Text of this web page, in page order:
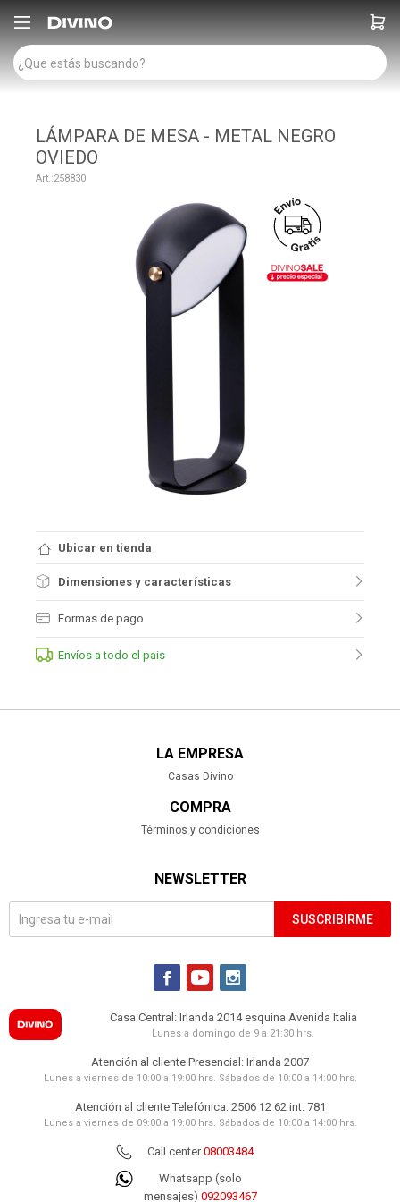

LÁMPARA DE MESA - METAL NEGRO
OVIEDO
258830
Ubicar en tienda
Dimensiones y características
Formas de pago
Envíos a todo el pais
LA EMPRESA
Casas Divino
COMPRA
Términos y condiciones
NEWSLETTER
SUSCRIBIRME
  
Casa Central: Irlanda 2014 esquina Avenida Italia
Lunes a domingo de 9 a 21:30 hrs.
Atención al cliente Presencial: Irlanda 2007
Lunes a viernes de 10:00 a 19:00 hrs. Sábados de 10:00 a 14:00 hrs.
Atención al cliente Telefónica: 2506 12 62 int. 781
Lunes a viernes de 09:00 a 19:00 hrs. Sábados de 10:00 a 14:00 hrs.
Call center08003484
Whatsapp (solo
mensajes) 092093467